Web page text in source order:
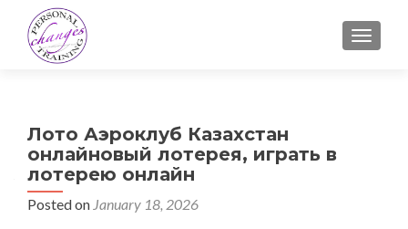
Лото Аэроклуб Казахстан
онлайновый лотерея, играть в
лотерею онлайн
Posted on January 18, 2026